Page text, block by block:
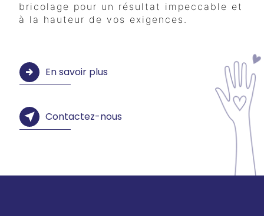
bricolage pour un résultat impeccable et
à la hauteur de vos exigences.
En savoir plus
Contactez-nous